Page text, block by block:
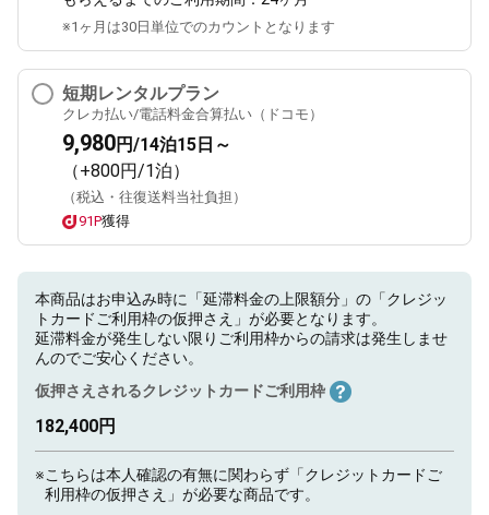
※1ヶ月は30日単位でのカウントとなります
短期レンタルプラン
クレカ払い/電話料金合算払い（ドコモ）
9,980円/14泊15日～
（+800円/1泊）
（税込・往復送料当社負担）
91P獲得
本商品はお申込み時に「延滞料金の上限額分」の「クレジッ
トカードご利用枠の仮押さえ」が必要となります。
延滞料金が発生しない限りご利用枠からの請求は発生しませ
んのでご安心ください。
仮押さえされるクレジットカードご利用枠
182,400円
※こちらは本人確認の有無に関わらず「クレジットカードご
利用枠の仮押さえ」が必要な商品です。